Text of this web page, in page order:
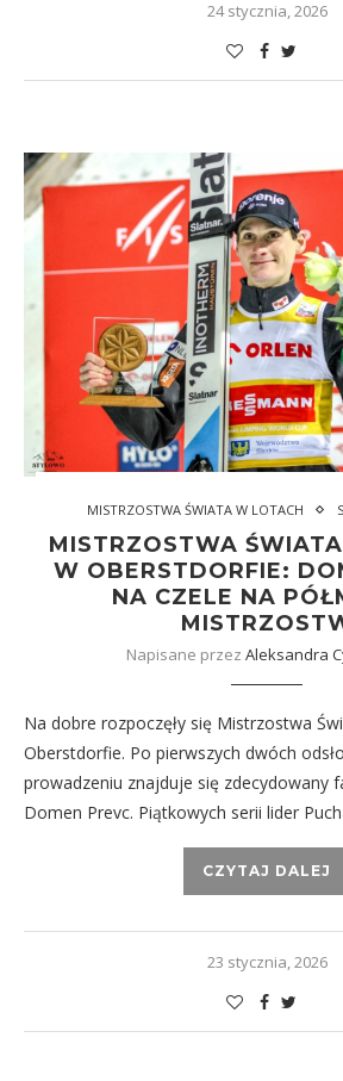
24 stycznia, 2026
MISTRZOSTWA ŚWIATA W LOTACH
MISTRZOSTWA
W OBERSTDORFIE:
NA CZELE NA
Napisane przez Aleksandra
Na dobre rozpoczęły się Mistrzostwa
Oberstdorfie. Po pierwszych dwóch
prowadzeniu znajduje się zdecydowany
Domen Prevc. Piątkowych serii lider
CZYTAJ DALEJ
23 stycznia, 2026